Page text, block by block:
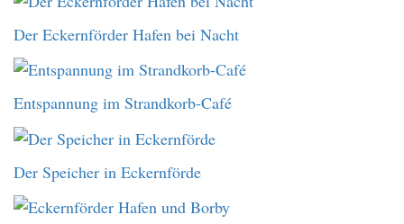
Der Eckernförder Hafen bei Nacht
Entspannung im Strandkorb-Café
Der Speicher in Eckernförde